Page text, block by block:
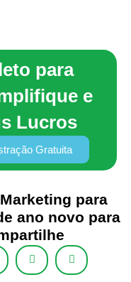
para
e
Lucros
Gratuita
para
ano novo para